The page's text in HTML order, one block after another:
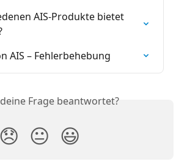
AIS-Produkte bietet
AIS – Fehlerbehebung
Frage beantwortet?
😞 😐 😃